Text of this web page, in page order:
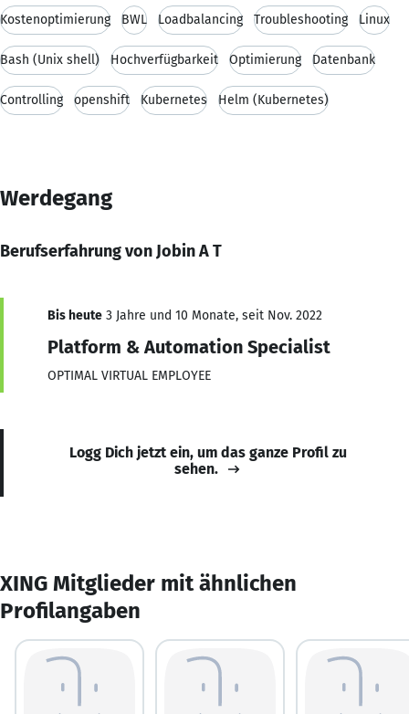
Kostenoptimierung BWL Loadbalancing Troubleshooting Linux
Bash (Unix shell) Hochverfügbarkeit Optimierung Datenbank
Controlling openshift Kubernetes Helm (Kubernetes)
Werdegang
Berufserfahrung von Jobin A T
Bis heute 3 Jahre und 10 Monate, seit Nov. 2022
Platform & Automation Specialist
OPTIMAL VIRTUAL EMPLOYEE
Logg Dich jetzt ein, um das ganze Profil zu
sehen.
XING Mitglieder mit ähnlichen
Profilangaben